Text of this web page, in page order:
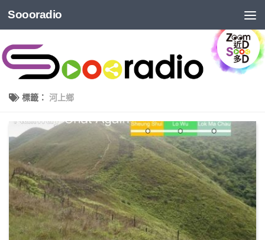
Soooradio
標籤： 河上鄉